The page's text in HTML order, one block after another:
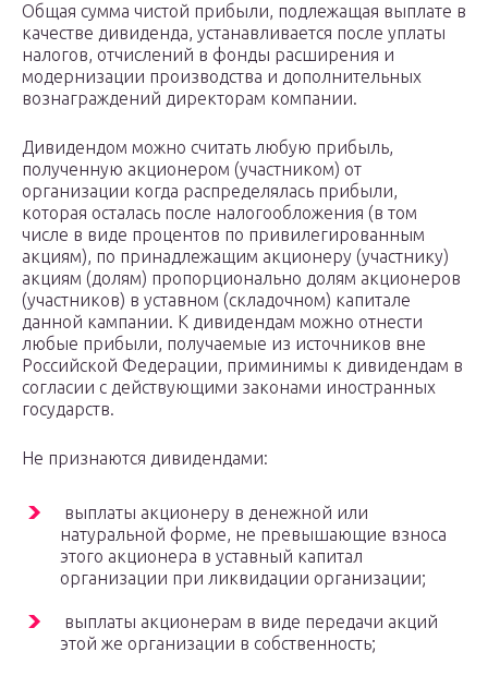
Общая сумма чистой прибыли, подлежащая выплате в
качестве дивиденда, устанавливается после уплаты
налогов, отчислений в фонды расширения и
модернизации производства и дополнительных
вознаграждений директорам компании.
Дивидендом можно считать любую прибыль,
полученную акционером (участником) от
организации когда распределялась прибыли,
которая осталась после налогообложения (в том
числе в виде процентов по привилегированным
акциям), по принадлежащим акционеру (участнику)
акциям (долям) пропорционально долям акционеров
(участников) в уставном (складочном) капитале
данной кампании. К дивидендам можно отнести
любые прибыли, получаемые из источников вне
Российской Федерации, приминимы к дивидендам в
согласии с действующими законами иностранных
государств.
Не признаются дивидендами:
выплаты акционеру в денежной или
натуральной форме, не превышающие взноса
этого акционера в уставный капитал
организации при ликвидации организации;
выплаты акционерам в виде передачи акций
этой же организации в собственность;